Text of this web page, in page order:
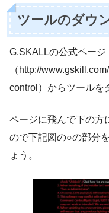
ツールのダウ
G.SKALLの公式ページ
（http://
control）からツールを
ページに飛んで下の方
ので下記図の○の部分
ょう。